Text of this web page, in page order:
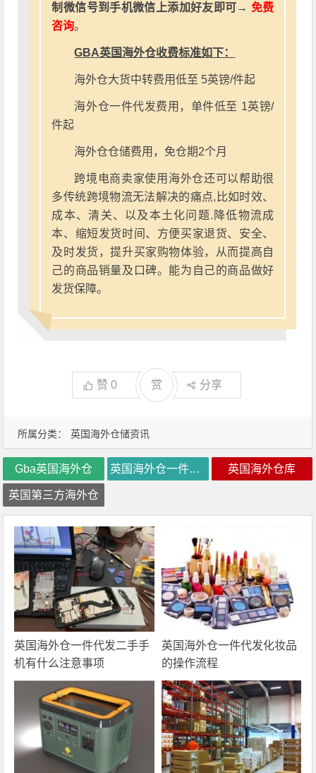
所属分类： 英国海外仓储资讯
制微信号到手机微信上添加好友即可→ 免费
咨询。
GBA英国海外仓收费标准如下：
海外仓大货中转费用低至 5英镑/件起
海外仓一件代发费用，单件低至 1英镑/
件起
海外仓仓储费用，免仓期2个月
跨境电商卖家使用海外仓还可以帮助很
多传统跨境物流无法解决的痛点,比如时效、
成本、清关、以及本土化问题.降低物流成
本、缩短发货时间、方便买家退货、安全、
及时发货，提升买家购物体验，从而提高自
己的商品销量及口碑。能为自己的商品做好
发货保障。
赞0 赏 分享
Gba英国海外仓 英国海外仓一件代发 英国海外仓库
英国第三方海外仓
英国海外仓一件代发二手手
机有什么注意事项
英国海外仓一件代发化妆品
的操作流程